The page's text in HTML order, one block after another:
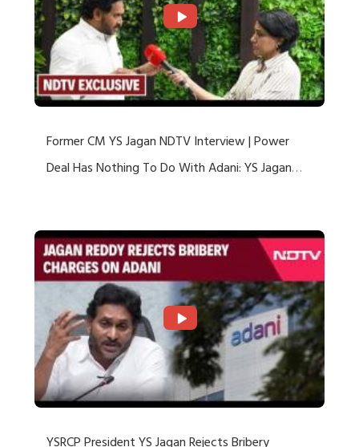
Former CM YS Jagan NDTV Interview | Power
Deal Has Nothing To Do With Adani: YS Jagan